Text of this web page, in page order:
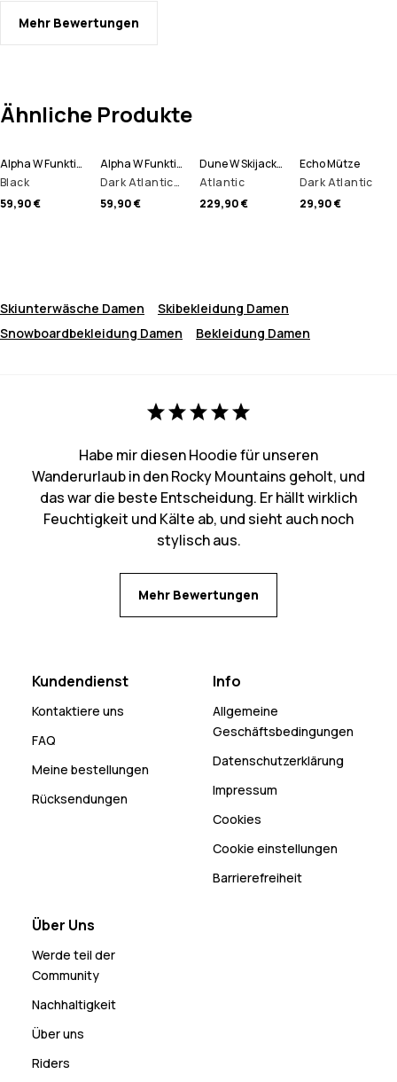
Mehr Bewertungen
Ähnliche Produkte
Alpha W Funktionsshirt Damen
Black
59,90 €
Alpha W Funktionsshirt Damen
Dark Atlantic/Black
59,90 €
Dune W Skijacke Damen
Atlantic
229,90 €
Echo Mütze
Dark Atlantic
29,90 €
Skiunterwäsche Damen
Skibekleidung Damen
Snowboardbekleidung Damen
Bekleidung Damen
Habe mir diesen Hoodie für unseren
Wanderurlaub in den Rocky Mountains geholt, und
das war die beste Entscheidung. Er hällt wirklich
Feuchtigkeit und Kälte ab, und sieht auch noch
stylisch aus.
Mehr Bewertungen
Kundendienst
Kontaktiere uns
FAQ
Meine bestellungen
Rücksendungen
Info
Allgemeine
Geschäftsbedingungen
Datenschutzerklärung
Impressum
Cookies
Cookie einstellungen
Barrierefreiheit
Über Uns
Werde teil der
Community
Nachhaltigkeit
Über uns
Riders